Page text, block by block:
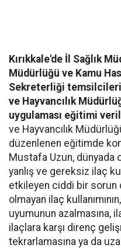
Kırıkkale'de İl Sağlık
Müdürlüğü ve Kamu
Sekreterliği
ve Hayvancılık
uygulaması eğitimi
ve Hayvancılık
düzenlenen eğitimde
Mustafa Uzun, dünyada
yanlış ve gereksiz ilaç
etkileyen ciddi bir sorun
olmayan ilaç
uyumunun azalmasına,
ilaçlara karşı direnç
tekrarlamasına ya da